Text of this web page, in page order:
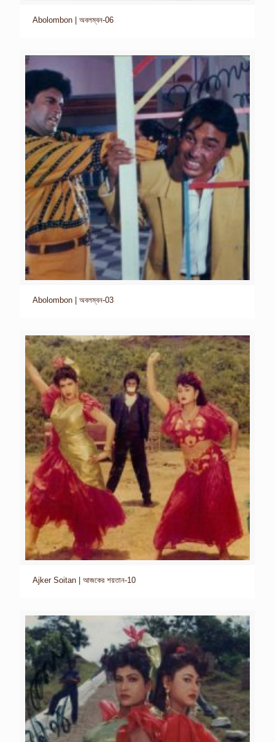
Abolombon | অবলম্বন-06
Abolombon | অবলম্বন-03
Ajker Soitan | আজকের শয়তান-10